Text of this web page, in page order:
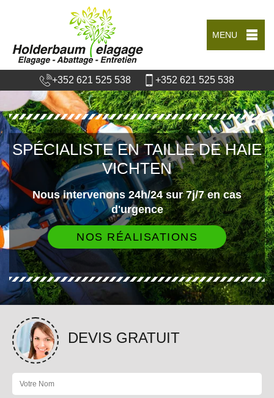
MENU
+352 621 525 538 +352 621 525 538
SPÉCIALISTE EN TAILLE DE HAIE
VICHTEN
Nous intervenons 24h/24 sur 7j/7 en cas
d'urgence
NOS RÉALISATIONS
DEVIS GRATUIT